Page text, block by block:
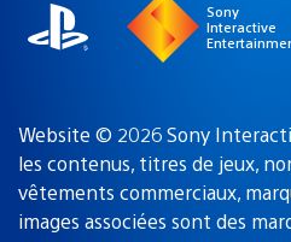
Sony
Interactive
Website © 2026 Sony
les contenus, titres de jeux,
vêtements commerciaux,
images associées sont des